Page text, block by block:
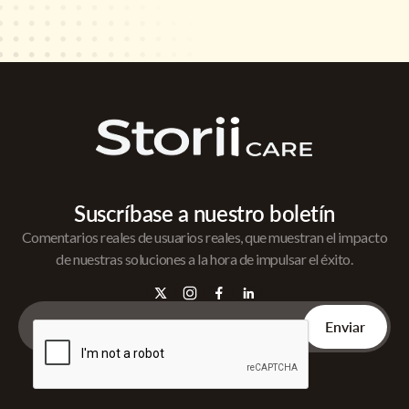
Suscríbase a nuestro boletín
Comentarios reales de usuarios reales, que muestran el impacto
de nuestras soluciones a la hora de impulsar el éxito.